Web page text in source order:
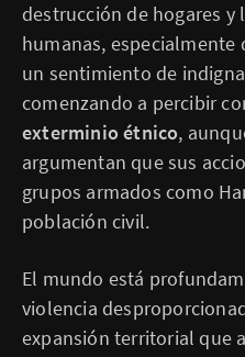
destrucción de hogares y
humanas, especialmente
un sentimiento de
comenzando a percibir
exterminio étnico,
argumentan que sus
grupos armados como
población civil.
El mundo está
violencia
expansión territorial que